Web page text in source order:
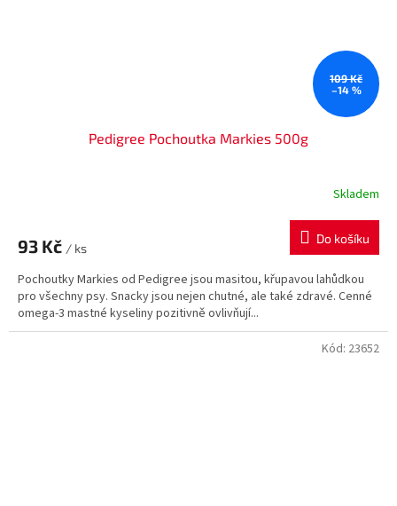
109 Kč
–14 %
Pedigree Pochoutka Markies 500g
Skladem
93 Kč / ks
Do košíku
Pochoutky Markies od Pedigree jsou masitou, křupavou lahůdkou
pro všechny psy. Snacky jsou nejen chutné, ale také zdravé. Cenné
omega-3 mastné kyseliny pozitivně ovlivňují...
Kód: 23652